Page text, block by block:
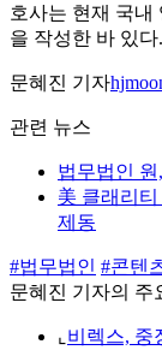
호사는 현재 국내
을 작성한 바 있다.
문혜진 기자
관련 뉴스
법무법인
美 클래리
제동
#법무법인 #콘텐
문혜진 기자의 주
⌞ 비렉스, 중